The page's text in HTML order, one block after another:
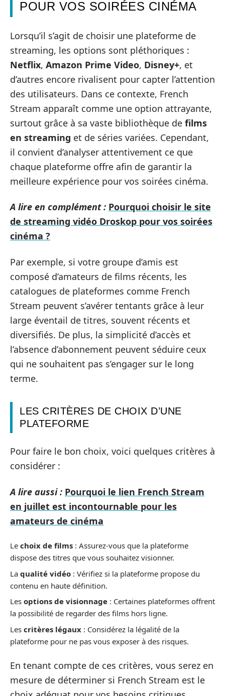
POUR VOS SOIRÉES CINÉMA
Lorsqu’il s’agit de choisir une plateforme de
streaming, les options sont pléthoriques :
Netflix, Amazon Prime Video, Disney+, et
d’autres encore rivalisent pour capter l’attention
des utilisateurs. Dans ce contexte, French
Stream apparaît comme une option attrayante,
surtout grâce à sa vaste bibliothèque de films
en streaming et de séries variées. Cependant,
il convient d’analyser attentivement ce que
chaque plateforme offre afin de garantir la
meilleure expérience pour vos soirées cinéma.
A lire en complément : Pourquoi choisir le site
de streaming vidéo Droskop pour vos soirées
cinéma ?
Par exemple, si votre groupe d’amis est
composé d’amateurs de films récents, les
catalogues de plateformes comme French
Stream peuvent s’avérer tentants grâce à leur
large éventail de titres, souvent récents et
diversifiés. De plus, la simplicité d’accès et
l’absence d’abonnement peuvent séduire ceux
qui ne souhaitent pas s’engager sur le long
terme.
LES CRITÈRES DE CHOIX D’UNE
PLATEFORME
Pour faire le bon choix, voici quelques critères à
considérer :
A lire aussi : Pourquoi le lien French Stream
en juillet est incontournable pour les
amateurs de cinéma
Le choix de films : Assurez-vous que la plateforme
dispose des titres que vous souhaitez visionner.
La qualité vidéo : Vérifiez si la plateforme propose du
contenu en haute définition.
Les options de visionnage : Certaines plateformes offrent
la possibilité de regarder des films hors ligne.
Les critères légaux : Considérez la légalité de la
plateforme pour ne pas vous exposer à des risques.
En tenant compte de ces critères, vous serez en
mesure de déterminer si French Stream est le